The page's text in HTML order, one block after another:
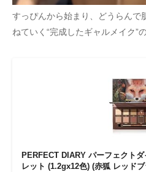
すっぴんから始まり、どうらんで
ねていく“完成したギャルメイク”
PERFECT DIARY パーフェクト
レット (1.2gx12色) (赤狐 レッド